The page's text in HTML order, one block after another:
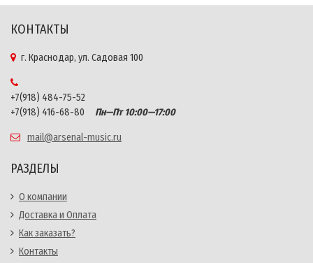
КОНТАКТЫ
г. Краснодар, ул. Садовая 100
+7(918) 484-75-52
+7(918) 416-68-80
Пн—Пт 10:00—17:00
mail@arsenal-music.ru
РАЗДЕЛЫ
О компании
Доставка и Оплата
Как заказать?
Контакты